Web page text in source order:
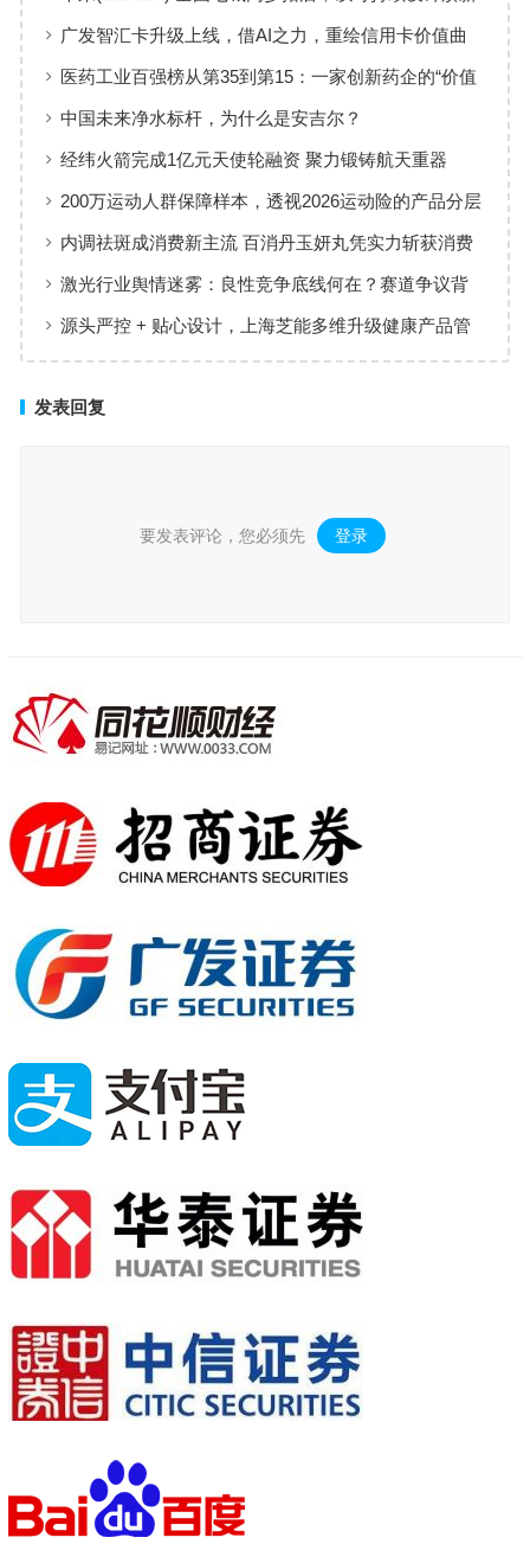
品牌体验
广发智汇卡升级上线，借AI之力，重绘信用卡价值曲
线
医药工业百强榜从第35到第15：一家创新药企的“价值
增长”样本
中国未来净水标杆，为什么是安吉尔？
经纬火箭完成1亿元天使轮融资 聚力锻铸航天重器
200万运动人群保障样本，透视2026运动险的产品分层
与适配逻辑
内调祛斑成消费新主流 百消丹玉妍丸凭实力斩获消费
者认可
激光行业舆情迷雾：良性竞争底线何在？赛道争议背
后值得深思
源头严控 + 贴心设计，上海芝能多维升级健康产品管
发表回复
要发表评论，您必须先 登录 。